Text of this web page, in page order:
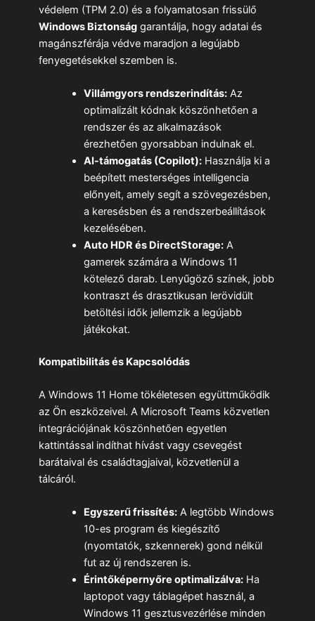
védelem (TPM 2.0) és a folyamatosan frissülő
Windows Biztonság garantálja, hogy adatai és
magánszférája védve maradjon a legújabb
fenyegetésekkel szemben is.
Villámgyors rendszerindítás:Az
optimalizált kódnak köszönhetően a
rendszer és az alkalmazások
érezhetően gyorsabban indulnak el.
AI-támogatás (Copilot):Használja ki a
beépített mesterséges intelligencia
előnyeit, amely segít a szövegezésben,
a keresésben és a rendszerbeállítások
kezelésében.
Auto HDR és DirectStorage:A
gamerek számára a Windows 11
kötelező darab. Lenyűgöző színek, jobb
kontraszt és drasztikusan lerövidült
betöltési idők jellemzik a legújabb
játékokat.
Kompatibilitás és Kapcsolódás
A Windows 11 Home tökéletesen együttműködik
az Ön eszközeivel. A Microsoft Teams közvetlen
integrációjának köszönhetően egyetlen
kattintással indíthat hívást vagy csevegést
barátaival és családtagjaival, közvetlenül a
tálcáról.
Egyszerű frissítés:A legtöbb Windows
10-es program és kiegészítő
(nyomtatók, szkennerek) gond nélkül
fut az új rendszeren is.
Érintőképernyőre optimalizálva:Ha
laptopot vagy táblagépet használ, a
Windows 11 gesztusvezérlése minden